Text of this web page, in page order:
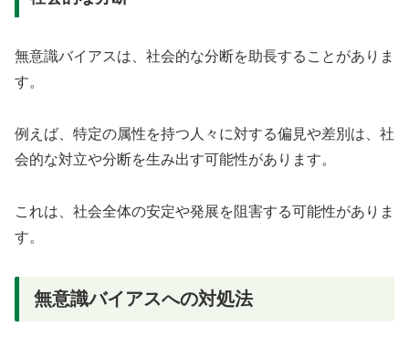
無意識バイアスは、社会的な分断を助長することがありま
す。
例えば、特定の属性を持つ人々に対する偏見や差別は、社
会的な対立や分断を生み出す可能性があります。
これは、社会全体の安定や発展を阻害する可能性がありま
す。
無意識バイアスへの対処法